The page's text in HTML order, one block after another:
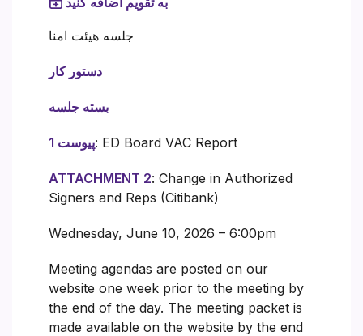
جلسه هیئت امنا
دستور کار
بسته جلسه
پیوست 1: ED Board VAC Report
ATTACHMENT 2: Change in Authorized
Signers and Reps (Citibank)
Wednesday, June 10, 2026 – 6:00pm
Meeting agendas are posted on our
website one week prior to the meeting by
the end of the day. The meeting packet is
made available on the website by the end